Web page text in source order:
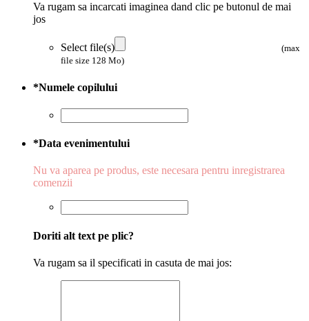
Va rugam sa incarcati imaginea dand clic pe butonul de mai
jos
Select file(s)
(max
file size 128 Mo)
*Numele copilului
*Data evenimentului
Nu va aparea pe produs, este necesara pentru inregistrarea
comenzii
Doriti alt text pe plic?
Va rugam sa il specificati in casuta de mai jos: